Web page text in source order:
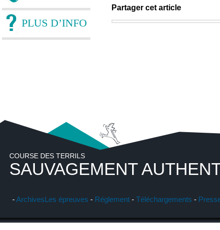
PLUS D’INFO
Partager cet article
COURSE DES TERRILS
SAUVAGEMENT
-ArchivesLes épreuves - Réglement - Téléchargements -